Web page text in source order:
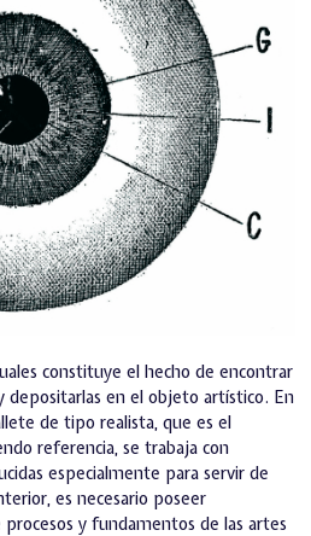
constituye el hecho de encontrar
depositarlas en el objeto artístico. En
de tipo realista, que es el
referencia, se trabaja con
especialmente para servir de
es necesario poseer
procesos y fundamentos de las artes